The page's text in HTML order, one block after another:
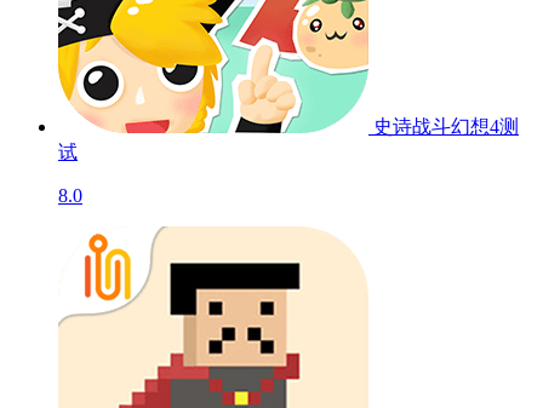
史诗战斗幻想4测
试
8.0